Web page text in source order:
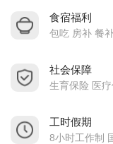
桩、电池包）、工业
的技术优点，不断优
IATF16949：2016认
电桩）、北京汽车（
食宿福利
包吃 房补 餐
社会保障
生育保险 医
工时假期
8小时工作制